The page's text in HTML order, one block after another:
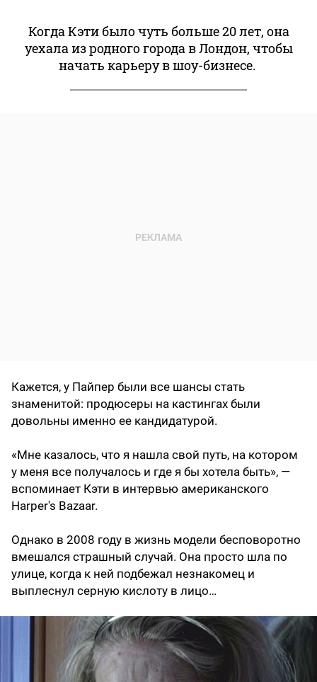
Когда Кэти было чуть больше 20 лет, она
уехала из родного города в Лондон, чтобы
начать карьеру в шоу-бизнесе.
Кажется, у Пайпер были все шансы стать
знаменитой: продюсеры на кастингах были
довольны именно ее кандидатурой.
«Мне казалось, что я нашла свой путь, на котором
у меня все получалось и где я бы хотела быть», —
вспоминает Кэти в интервью американского
Harper's Bazaar.
Однако в 2008 году в жизнь модели бесповоротно
вмешался страшный случай. Она просто шла по
улице, когда к ней подбежал незнакомец и
выплеснул серную кислоту в лицо…